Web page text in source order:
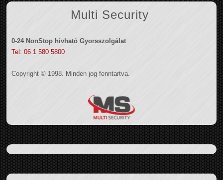
Multi Security
0-24 NonStop hívható Gyorsszolgálat
Tel: 06 1 580 5800
Copyright © 1998. Minden jog fenntartva.